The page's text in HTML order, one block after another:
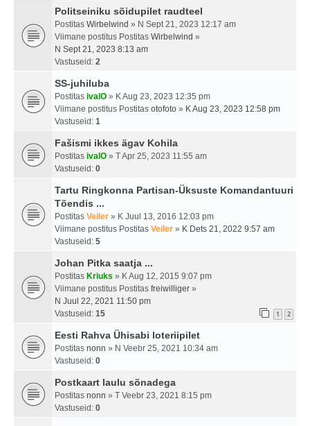
Politseiniku sõidupilet raudteel
Postitas Wirbelwind » N Sept 21, 2023 12:17 am
Viimane postitus Postitas Wirbelwind »
N Sept 21, 2023 8:13 am
Vastuseid: 2
SS-juhiluba
Postitas ivalO » K Aug 23, 2023 12:35 pm
Viimane postitus Postitas otofoto » K Aug 23, 2023 12:58 pm
Vastuseid: 1
Fašismi ikkes ägav Kohila
Postitas ivalO » T Apr 25, 2023 11:55 am
Vastuseid: 0
Tartu Ringkonna Partisan-Üksuste Komandantuuri
Tõendis ...
Postitas Veiler » K Juul 13, 2016 12:03 pm
Viimane postitus Postitas Veiler » K Dets 21, 2022 9:57 am
Vastuseid: 5
Johan Pitka saatja ...
Postitas Kriuks » K Aug 12, 2015 9:07 pm
Viimane postitus Postitas freiwilliger »
N Juul 22, 2021 11:50 pm
Vastuseid: 15 1 2
Eesti Rahva Ühisabi loteriipilet
Postitas nonn » N Veebr 25, 2021 10:34 am
Vastuseid: 0
Postkaart laulu sõnadega
Postitas nonn » T Veebr 23, 2021 8:15 pm
Vastuseid: 0